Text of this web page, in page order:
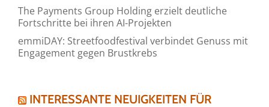
The Payments Group Holding erzielt deutliche
Fortschritte bei ihren AI-Projekten
emmiDAY: Streetfoodfestival verbindet Genuss mit
Engagement gegen Brustkrebs
INTERESSANTE NEUIGKEITEN FÜR